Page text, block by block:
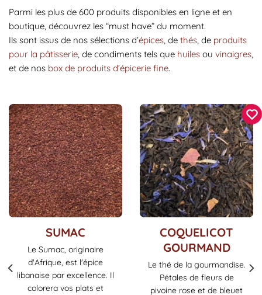
Parmi les plus de 600 produits disponibles en ligne et en
boutique, découvrez les “must have” du moment.
Ils sont issus de nos sélections d’épices, de thés, de produits
pour la pâtisserie, de condiments tels que huiles ou vinaigres,
et de nos box de produits d’épicerie fine.
SUMAC
Le Sumac, originaire
d'Afrique, est l'épice
libanaise par excellence. Il
colorera vos plats et
plusieurs
variations.
COQUELICOT
GOURMAND
Le thé de la gourmandise.
Pétales de fleurs de
pivoine rose et de bleuet
produit
plusieurs
variations.
Les